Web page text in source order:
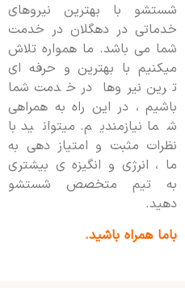
شستشو با بهترین نیروهای
خدماتی در دهگلان در خدمت
شما می باشد. ما همواره تلاش
میکنیم با بهترین و حرفه ای
ترین نیروها در خدمت شما
باشیم ، در این راه به همراهی
شما نیازمندیم. میتوانید با
نظرات مثبت و امتیاز دهی به
ما ، انرژی و انگیزه ی بیشتری
به تیم متخصص شستشو
دهید.
باما همراه باشید.